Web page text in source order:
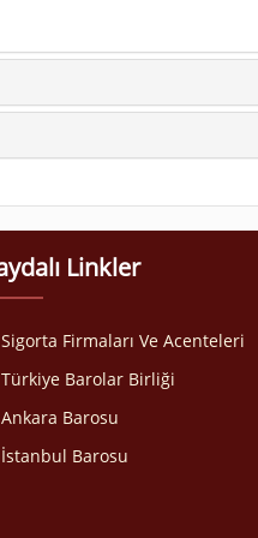
Linkler
Sigorta Firmaları Ve Acenteleri
Türkiye Barolar Birliği
Ankara Barosu
İstanbul Barosu